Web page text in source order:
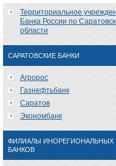
Территориальное
Банка России по
области
САРАТОВСКИЕ БАНКИ
Агророс
Газнефтьбанк
Саратов
Экономбанк
ФИЛИАЛЫ ИНОРЕГИОНАЛЬНЫХ
БАНКОВ